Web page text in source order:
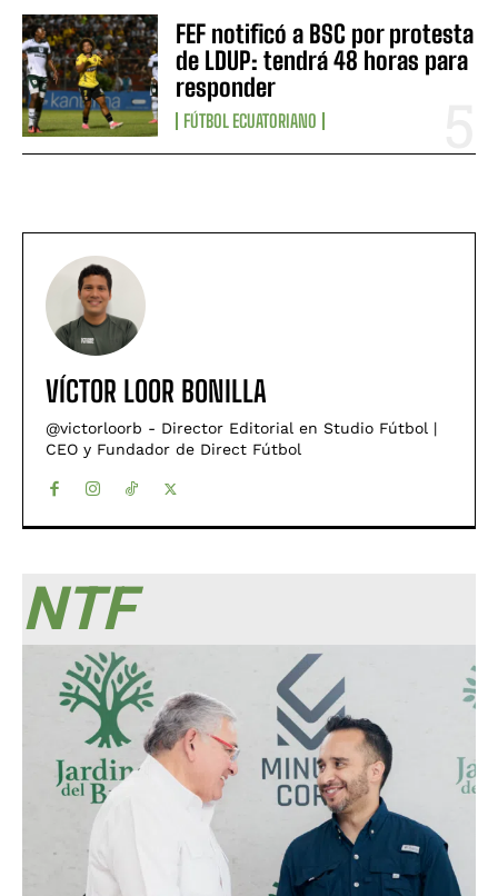
FEF notificó a BSC por protesta
de LDUP: tendrá 48 horas para
responder
FÚTBOL ECUATORIANO
VÍCTOR LOOR BONILLA
@victorloorb - Director Editorial en Studio Fútbol |
CEO y Fundador de Direct Fútbol
NTF